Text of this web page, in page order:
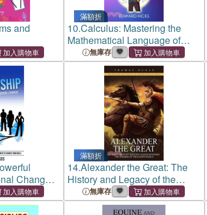
and
滿額折
10.Calculus: Mastering the
Mathematical Language of
Change (Practice Workbook
With Worked Examples and
Practice Problems)
無庫存
Change
and
to Achieve
滿額折
14.Alexander the Great: The
History and Legacy of the
Macedonian King (How the
Greatest Military Leader
無庫存